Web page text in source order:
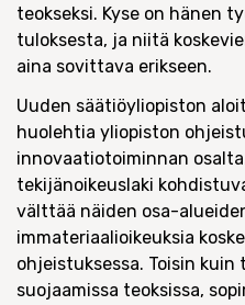
teokseksi. Kyse on hänen
tuloksesta, ja niitä
aina sovittava erikseen.
Uuden säätiöyliopiston
huolehtia yliopiston
innovaatiotoiminnan
tekijänoikeuslaki
välttää näiden osa-
immateriaalioikeuksia
ohjeistuksessa. Toisin kuin
suojaamissa teoksissa,